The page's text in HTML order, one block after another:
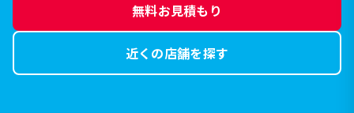
無料お見積もり
近くの店舗を探す